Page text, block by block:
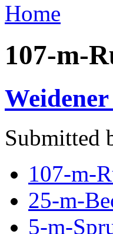
Home
107-m-
Submitted
107-m-
25-m-
5-m-